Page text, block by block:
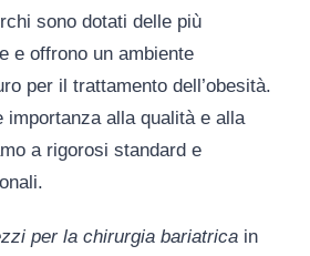
sono dotati delle più
e offrono un ambiente
per il trattamento dell’obesità.
importanza alla qualità e alla
a rigorosi standard e
per la chirurgia bariatricain